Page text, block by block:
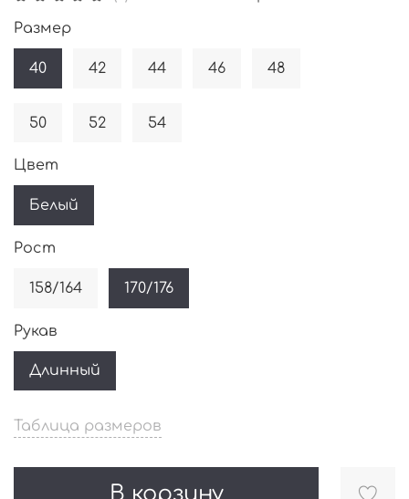
Таблица размеров
Размер
40 42 44 46 48
50 52 54
Цвет
Белый
Рост
158/164 170/176
Рукав
Длинный